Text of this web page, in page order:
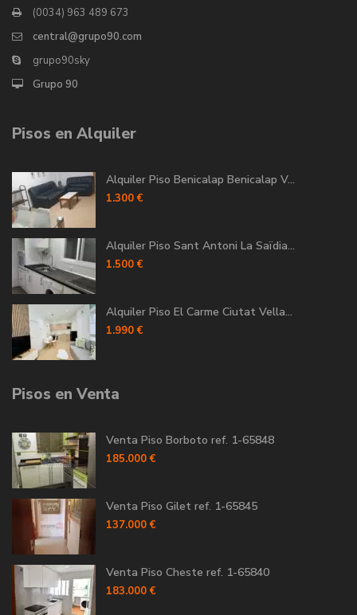
(0034) 963 489 673
central@grupo90.com
grupo90sky
Grupo 90
Pisos en Alquiler
Alquiler Piso Benicalap Benicalap V...
1.300 €
Alquiler Piso Sant Antoni La Saïdia...
1.500 €
Alquiler Piso El Carme Ciutat Vella...
1.990 €
Pisos en Venta
Venta Piso Borboto ref. 1-65848
185.000 €
Venta Piso Gilet ref. 1-65845
137.000 €
Venta Piso Cheste ref. 1-65840
183.000 €